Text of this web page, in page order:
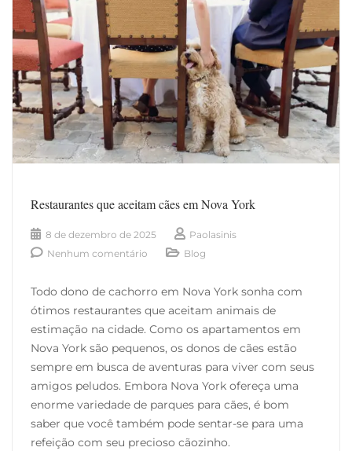
Restaurantes que aceitam cães em Nova York
8 de dezembro de 2025
Paolasinis
Nenhum comentário
Blog
Todo dono de cachorro em Nova York sonha com
ótimos restaurantes que aceitam animais de
estimação na cidade. Como os apartamentos em
Nova York são pequenos, os donos de cães estão
sempre em busca de aventuras para viver com seus
amigos peludos. Embora Nova York ofereça uma
enorme variedade de parques para cães, é bom
saber que você também pode sentar-se para uma
refeição com seu precioso cãozinho.